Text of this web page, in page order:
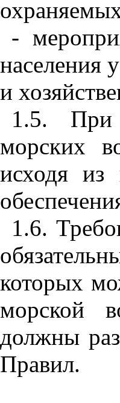
-
населения
и
1.5. При
морских
исходя из
1.6.
которых
морской
должны
Правил.